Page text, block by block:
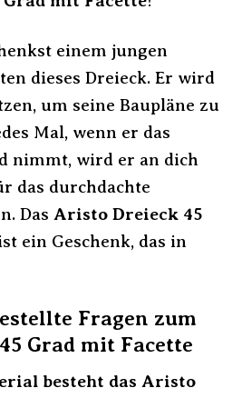
einem jungen
dieses Dreieck. Er wird
um seine Baupläne zu
Mal, wenn er das
nimmt, wird er an dich
das durchdachte
Das Aristo Dreieck 45
ein Geschenk, das in
Fragen zum
Grad mit Facette
besteht das Aristo